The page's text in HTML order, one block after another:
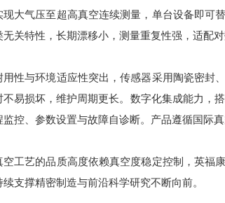
现大气压至超高真空连续测量，单台设备即可
无关特性，长期漂移小，测量重复性强，适配
与环境适应性突出，传感器采用陶瓷密封、
不易损坏，维护周期更长。数字化集成能力，
监控、参数设置与故障自诊断。产品遵循国际
艺的品质高度依赖真空度稳定控制，英福康
支撑精密制造与前沿科学研究不断向前。